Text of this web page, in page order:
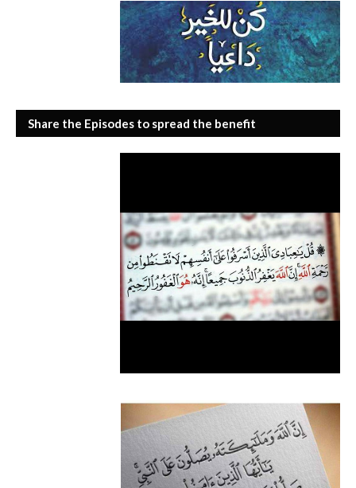
Share the Episodes to spread the benefit